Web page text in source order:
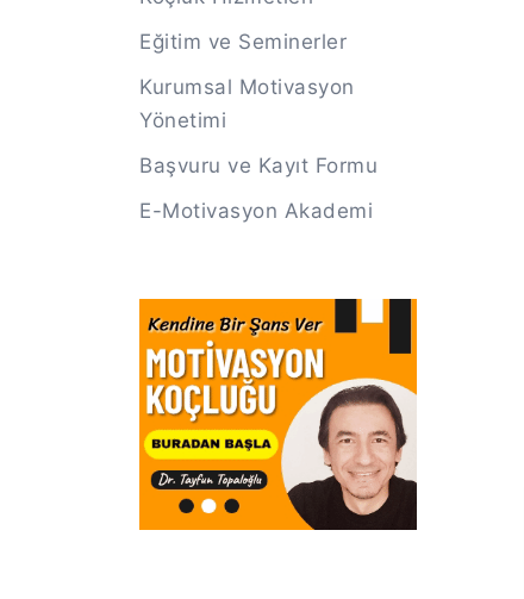
Eğitim ve Seminerler
Kurumsal Motivasyon
Yönetimi
Başvuru ve Kayıt Formu
E-Motivasyon Akademi